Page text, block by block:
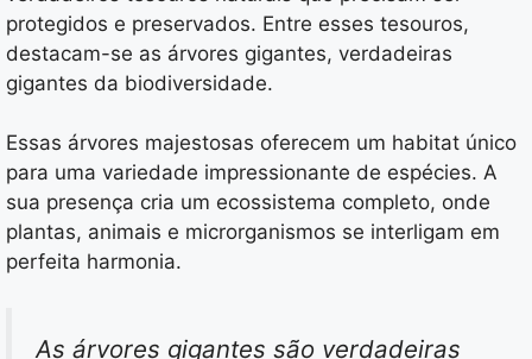
protegidos e preservados. Entre esses tesouros,
destacam-se as árvores gigantes, verdadeiras
gigantes da biodiversidade.
Essas árvores majestosas oferecem um habitat único
para uma variedade impressionante de espécies. A
sua presença cria um ecossistema completo, onde
plantas, animais e microrganismos se interligam em
perfeita harmonia.
As árvores gigantes são verdadeiras